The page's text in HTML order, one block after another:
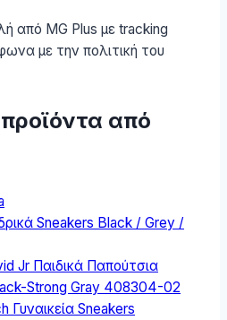
από MG Plus με tracking
με την πολιτική του
από
Sneakers Black / Grey /
Jr Παιδικά Παπούτσια
Strong Gray 408304-02
Γυναικεία Sneakers